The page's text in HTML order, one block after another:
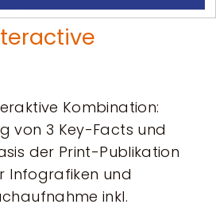
Kombination:
von 3 Key-Facts und
der Print-Publikation
Infografiken und
inkl.